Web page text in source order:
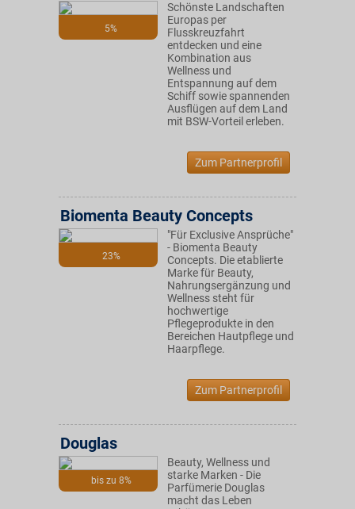
5%
Schönste Landschaften
Europas per
Flusskreuzfahrt
entdecken und eine
Kombination aus
Wellness und
Entspannung auf dem
Schiff sowie spannenden
Ausflügen auf dem Land
mit BSW-Vorteil erleben.
Zum Partnerprofil
23%
Biomenta Beauty Concepts
"Für Exclusive Ansprüche"
- Biomenta Beauty
Concepts. Die etablierte
Marke für Beauty,
Nahrungsergänzung und
Wellness steht für
hochwertige
Pflegeprodukte in den
Bereichen Hautpflege und
Haarpflege.
Zum Partnerprofil
bis zu 8%
Douglas
Beauty, Wellness und
starke Marken - Die
Parfümerie Douglas
macht das Leben